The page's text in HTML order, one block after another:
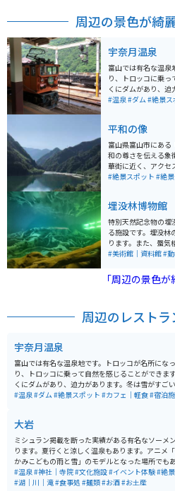
周辺の景色が綺
宇奈月温泉
富山では有名な温泉
り、トロッコに乗っ
くにダムがあり、
が、絶景です。
#温泉#ダム#絶景ス
平和の像
富山県富山市にある
和の尊さを伝える象
華街に近く、アクセ
やすいスポットです
然や立山連峰を望む
ーにとっても魅力的
がら平和の大切さ
す。
#絶景スポット #絶
埋没林博物館
特別天然記念物の埋
る施設です。埋没林
ります。また、蜃
えば実際に蜃気楼を
#美術館｜資料館#
「周辺の景色
周辺のレストラ
宇奈月温泉
富山では有名な温泉地です。トロッコが名所にな
り、トロッコに乗って自然を感じることができま
くにダムがあり、迫力があります。冬は雪がすご
が、絶景です。
#温泉#ダム#絶景スポット #カフェ｜軽食#宿泊
大岩
ミシュラン掲載を断った実績がある有名なソーメ
ります。夏行くと涼しく温泉もあります。アニメ
かみこどもの雨と雪」のモデルとなった場所でも
す。 滝に打たれる体験もできます。山菜料理やかき氷も
おいしく、お土産にあんころ餅がオススメです。近
#温泉#神社｜寺院#文化施設#イベント体験#絶
#湖｜川｜滝#食事処 #麺類#お酒#お土産